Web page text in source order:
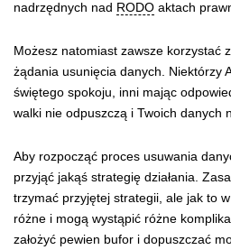
nadrzędnych nad RODO aktach
Możesz natomiast zawsze korzystać
żądania usunięcia danych. Niektórzy
świętego spokoju, inni mając
walki nie odpuszczą i Twoich danych
Aby rozpocząć proces usuwania
przyjąć jakąś strategię działania.
trzymać przyjętej strategii, ale jak to
różne i mogą wystąpić różne
założyć pewien bufor i dopuszczać